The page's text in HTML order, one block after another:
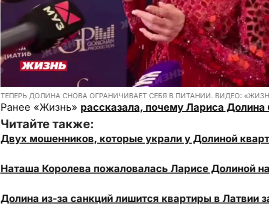
ТЕПЕРЬ ДОЛИНА СНОВА ОГРАНИЧИВАЕТ СЕБЯ В ПИТАНИИ. ВИДЕО:
Ранее «Жизнь» рассказала, почему Лариса
Читайте также:
Двух мошенников, которые украли у Долиной
Наташа Королева пожаловалась Ларисе Долиной
Долина из-за санкций лишится квартиры в Латвии